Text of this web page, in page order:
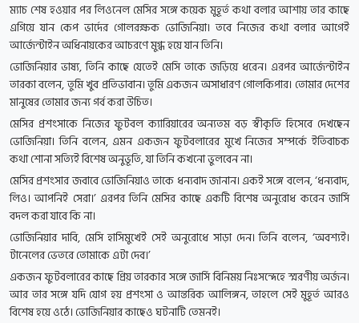
ম্যাচ শেষ হওয়ার পর লিওনেল মেসির সঙ্গে কয়েক মুহূর্ত কথা বলার আশায় তার কাছে
এগিয়ে যান কেপ ভার্দের গোলরক্ষক ভোজিনিয়া। তবে নিজের কথা বলার আগেই
আর্জেন্টাইন অধিনায়কের আচরণে মুগ্ধ হয়ে যান তিনি।
ভোজিনিয়ার ভাষ্য, তিনি কাছে যেতেই মেসি তাকে জড়িয়ে ধরেন। এরপর আর্জেন্টাইন
তারকা বলেন, তুমি খুব প্রতিভাবান। তুমি একজন অসাধারণ গোলকিপার। তোমার দেশের
মানুষের তোমার জন্য গর্ব করা উচিত।
মেসির প্রশংসাকে নিজের ফুটবল ক্যারিয়ারের অন্যতম বড় স্বীকৃতি হিসেবে দেখছেন
ভোজিনিয়া। তিনি বলেন, এমন একজন ফুটবলারের মুখে নিজের সম্পর্কে ইতিবাচক
কথা শোনা সত্যিই বিশেষ অনুভূতি, যা তিনি কখনো ভুলবেন না।
মেসির প্রশংসার জবাবে ভোজিনিয়াও তাকে ধন্যবাদ জানান। একই সঙ্গে বলেন, ‘ধন্যবাদ,
লিও। আপনিই সেরা।’ এরপর তিনি মেসির কাছে একটি বিশেষ অনুরোধ করেন জার্সি
বদল করা যাবে কি না।
ভোজিনিয়ার দাবি, মেসি হাসিমুখেই সেই অনুরোধে সাড়া দেন। তিনি বলেন, ‘অবশ্যই।
টানেলের ভেতরে তোমাকে এটা দেব।’
একজন ফুটবলারের কাছে প্রিয় তারকার সঙ্গে জার্সি বিনিময় নিঃসন্দেহে স্মরণীয় অর্জন।
আর তার সঙ্গে যদি যোগ হয় প্রশংসা ও আন্তরিক আলিঙ্গন, তাহলে সেই মুহূর্ত আরও
বিশেষ হয়ে ওঠে। ভোজিনিয়ার কাছেও ঘটনাটি তেমনই।